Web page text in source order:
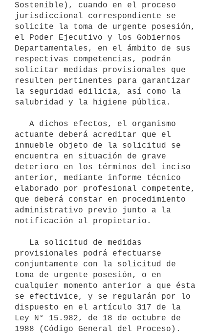
Sostenible), cuando en el proceso
jurisdiccional correspondiente se
solicite la toma de urgente posesión,
el Poder Ejecutivo y los Gobiernos
Departamentales, en el ámbito de sus
respectivas competencias, podrán
solicitar medidas provisionales que
resulten pertinentes para garantizar
la seguridad edilicia, así como la
salubridad y la higiene pública.
actuante deberá acreditar que el
inmueble objeto de la solicitud se
encuentra en situación de grave
deterioro en los términos del inciso
anterior, mediante informe técnico
elaborado por profesional competente,
que deberá constar en procedimiento
administrativo previo junto a la
notificación al propietario.
provisionales podrá efectuarse
conjuntamente con la solicitud de
toma de urgente posesión, o en
cualquier momento anterior a que ésta
se efectivice, y se regularán por lo
dispuesto en el artículo 317 de la
Ley N° 15.982, de 18 de octubre de
1988 (Código General del Proceso).